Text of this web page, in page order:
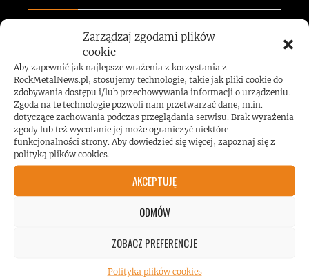
Zarządzaj zgodami plików
cookie
Aby zapewnić jak najlepsze wrażenia z korzystania z
RockMetalNews.pl, stosujemy technologie, takie jak pliki cookie do
zdobywania dostępu i/lub przechowywania informacji o urządzeniu.
Zgoda na te technologie pozwoli nam przetwarzać dane, m.in.
dotyczące zachowania podczas przeglądania serwisu. Brak wyrażenia
zgody lub też wycofanie jej może ograniczyć niektóre
funkcjonalności strony. Aby dowiedzieć się więcej, zapoznaj się z
polityką plików cookies.
AKCEPTUJĘ
ODMÓW
ZOBACZ PREFERENCJE
Polityka plików cookies
JESTEŚMY BLISKO
ZESPOŁÓW, KONCERTÓW I
LUDZI ZWIĄZANYCH Z
MUZYKĄ, BY DOSTARCZAĆ
WAM NAJLEPSZE TREŚCI